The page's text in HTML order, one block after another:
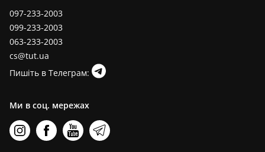
097-233-2003
099-233-2003
063-233-2003
cs@tut.ua
Пишіть в Телеграм:
Ми в соц. мережах